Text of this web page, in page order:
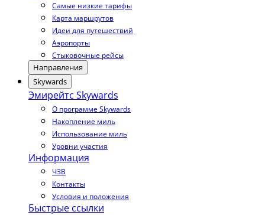
Самые низкие тарифы
Карта маршрутов
Идеи для путешествий
Аэропорты
Стыковочные рейсы
Направления
Skywards
Эмирейтс Skywards
О программе Skywards
Накопление миль
Использование миль
Уровни участия
Информация
ЧЗВ
Контакты
Условия и положения
Быстрые ссылки